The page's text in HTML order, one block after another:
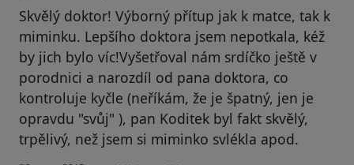
Skvělý doktor! Výborný přítup jak k matce, tak k
miminku. Lepšího doktora jsem nepotkala, kéž
by jich bylo víc!Vyšetřoval nám srdíčko ještě v
porodnici a narozdíl od pana doktora, co
kontroluje kyčle (neříkám, že je špatný, jen je
opravdu "svůj" ), pan Koditek byl fakt skvělý,
trpělivý, než jsem si miminko svlékla apod.